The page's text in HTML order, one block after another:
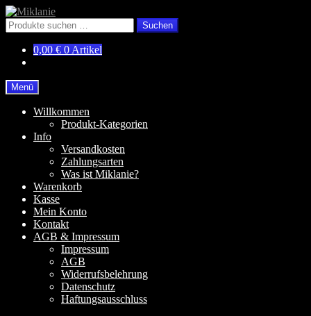
Zur
Navigation
springen
Zum
Inhalt
springen
Suchen
nach:
Suchen
0,00 € 0 Artikel
Menü
Willkommen
Produkt-Kategorien
Info
Versandkosten
Zahlungsarten
Was ist Miklanie?
Warenkorb
Kasse
Mein Konto
Kontakt
AGB & Impressum
Impressum
AGB
Widerrufsbelehrung
Datenschutz
Haftungsausschluss